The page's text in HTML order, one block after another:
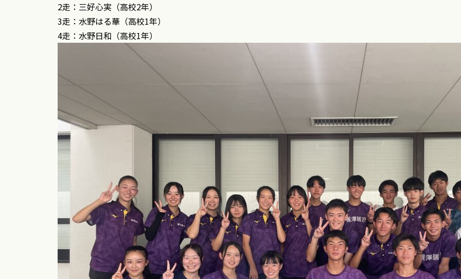
2走：三好心実（高校2年）
3走：水野はる華（高校1年）
4走：水野日和（高校1年）